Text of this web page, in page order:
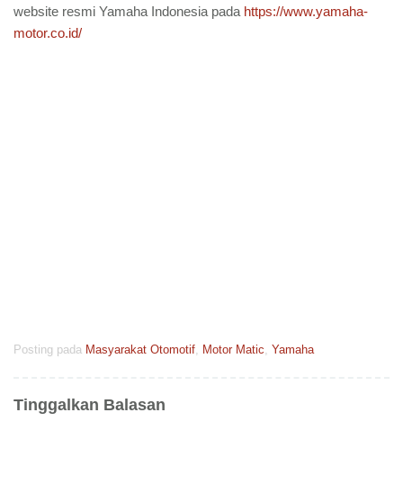
website resmi Yamaha Indonesia pada https://www.yamaha-
motor.co.id/
Posting pada Masyarakat Otomotif, Motor Matic, Yamaha
Tinggalkan Balasan